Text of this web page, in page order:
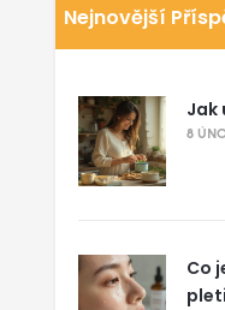
Nejnovější
Jak
8
Co